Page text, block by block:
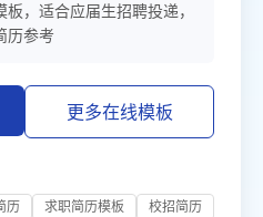
，适合应届生招聘投递，
历参考
更多在线模板
历 求职简历模板 校招简历